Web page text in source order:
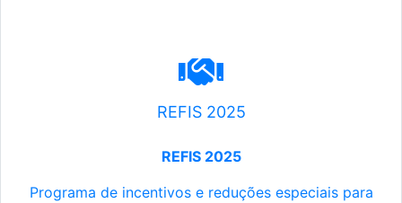
REFIS 2025
REFIS 2025
Programa de incentivos e reduções especiais para